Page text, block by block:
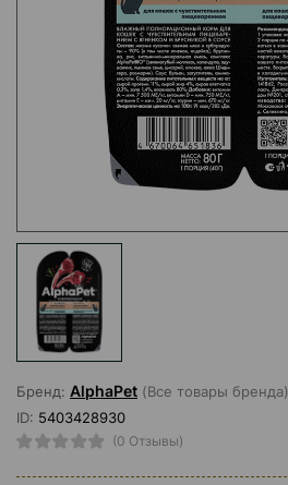
Бренд: AlphaPet (Все товары бренда)
ID: 5403428930
(0 Отзывы)